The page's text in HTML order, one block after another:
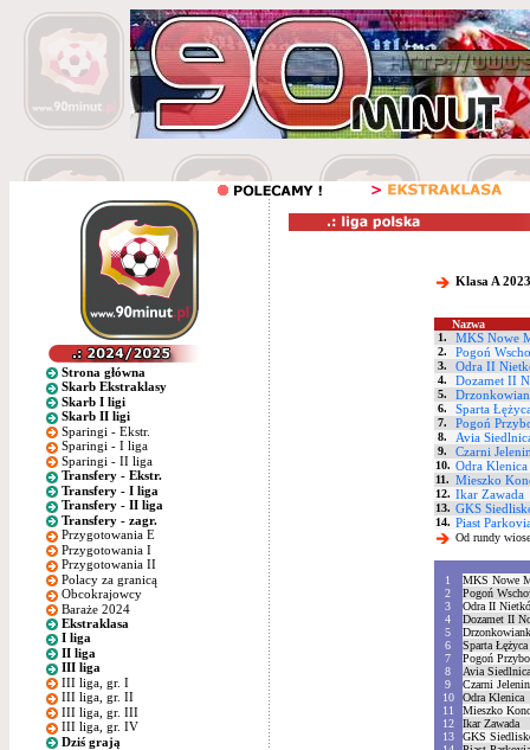
Strona główna
Skarb Ekstraklasy
Skarb I ligi
Skarb II ligi
Sparingi - Ekstr.
Sparingi - I liga
Sparingi - II liga
Transfery - Ekstr.
Transfery - I liga
Transfery - II liga
Transfery - zagr.
Przygotowania E
Przygotowania I
Przygotowania II
Polacy za granicą
Obcokrajowcy
Baraże 2024
Ekstraklasa
I liga
II liga
III liga
III liga, gr. I
III liga, gr. II
III liga, gr. III
III liga, gr. IV
Dziś grają
Klasa A
Nazwa
1.
MKS Nowe
2. Pogoń
3. Odra II
4. Dozamet II
5.
6. Sparta
7. Pogoń
8. Avia
9. Czarni
10. Odra Klenica
11. Mieszko
12. Ikar Zawada
13. GKS
14. Piast
Od rundy
1
MKS Nowe
2
Pogoń
3
Odra II
4
Dozamet II
5
6
Sparta Łężyca
7
Pogoń
8
Avia Siedlnica
9
Czarni Jelenin
10
Odra Klenica
11
Mieszko
12
Ikar Zawada
13
GKS